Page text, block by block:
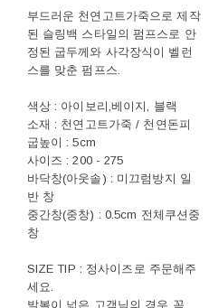
부드러운 천연고트가죽으로 제작
된 슬링백 스타일의 펌프스로 안
정된 굽두께와 사각장식이 벨런
스를 맞춘 펌프스.
색상 : 아이보리,베이지, 블랙
소재 : 천연고트가죽 / 천연돈피
굽높이 : 5cm
사이즈 : 200 - 275
바닥창(아웃솔) : 미끄럼방지 일
반 창
중간창(중창) : 0.5cm 전체쿠션중
창
SIZE TIP : 정사이즈로 주문해주
세요.
발볼이 넓은 고객님의 경우 꼭